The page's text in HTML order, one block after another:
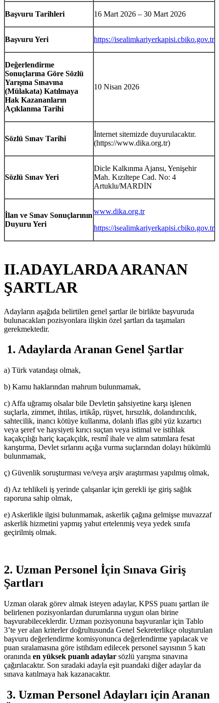
Başvuru Tarihleri 16 Mart 2026 – 30 Mart 2026
Başvuru Yeri https://isealimkariyerkapisi.cbiko.gov.tr
Değerlendirme
Sonuçlarına Göre Sözlü
Yarışma Sınavına
(Mülakata) Katılmaya
Hak Kazananların
Açıklanma Tarihi
10 Nisan 2026
Sözlü Sınav Tarihi
İnternet sitemizde duyurulacaktır.
(https://www.dika.org.tr)
Sözlü Sınav Yeri
Dicle Kalkınma Ajansı, Yenişehir
Mah. Kızıltepe Cad. No: 4
Artuklu/MARDİN
İlan ve Sınav Sonuçlarının
Duyuru Yeri
www.dika.org.tr
https://isealimkariyerkapisi.cbiko.gov.tr
II.ADAYLARDA ARANAN
ŞARTLAR
Adayların aşağıda belirtilen genel şartlar ile birlikte başvuruda
bulunacakları pozisyonlara ilişkin özel şartları da taşımaları
gerekmektedir.
1. Adaylarda Aranan Genel Şartlar
a) Türk vatandaşı olmak,
b) Kamu haklarından mahrum bulunmamak,
c) Affa uğramış olsalar bile Devletin şahsiyetine karşı işlenen
suçlarla, zimmet, ihtilas, irtikâp, rüşvet, hırsızlık, dolandırıcılık,
sahtecilik, inancı kötüye kullanma, dolanlı iflas gibi yüz kızartıcı
veya şeref ve haysiyeti kırıcı suçtan veya istimal ve istihlak
kaçakçılığı hariç kaçakçılık, resmî ihale ve alım satımlara fesat
karıştırma, Devlet sırlarını açığa vurma suçlarından dolayı hükümlü
bulunmamak,
ç) Güvenlik soruşturması ve/veya arşiv araştırması yapılmış olmak,
d) Az tehlikeli iş yerinde çalışanlar için gerekli işe giriş sağlık
raporuna sahip olmak,
e) Askerlikle ilgisi bulunmamak, askerlik çağına gelmişse muvazzaf
askerlik hizmetini yapmış yahut ertelenmiş veya yedek sınıfa
geçirilmiş olmak.
2. Uzman Personel İçin Sınava Giriş
Şartları
Uzman olarak görev almak isteyen adaylar, KPSS puanı şartları ile
belirlenen pozisyonlardan durumlarına uygun olan birine
başvurabileceklerdir. Uzman pozisyonuna başvuranlar için Tablo
3’te yer alan kriterler doğrultusunda Genel Sekreterlikçe oluşturulan
başvuru değerlendirme komisyonunca değerlendirme yapılacak ve
puan sıralamasına göre istihdam edilecek personel sayısının 5 katı
oranında en yüksek puanlı adaylar sözlü yarışma sınavına
çağırılacaktır. Son sıradaki adayla eşit puandaki diğer adaylar da
sınava katılmaya hak kazanacaktır.
3. Uzman Personel Adayları için Aranan